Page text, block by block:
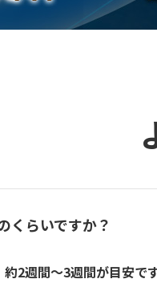
くらいですか？
2週間〜3週間が目安です